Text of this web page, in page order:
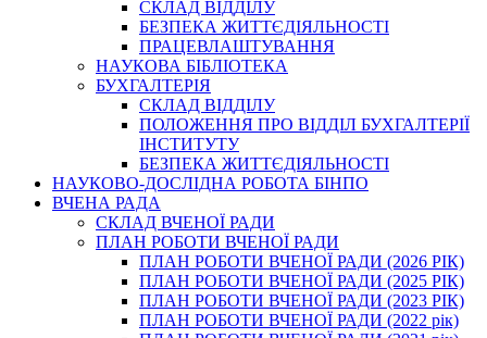
СКЛАД ВІДДІЛУ
БЕЗПЕКА ЖИТТЄДІЯЛЬНОСТІ
ПРАЦЕВЛАШТУВАННЯ
НАУКОВА БІБЛІОТЕКА
БУХГАЛТЕРІЯ
СКЛАД ВІДДІЛУ
ПОЛОЖЕННЯ ПРО ВІДДІЛ БУХГАЛТЕРІЇ
ІНСТИТУТУ
БЕЗПЕКА ЖИТТЄДІЯЛЬНОСТІ
НАУКОВО-ДОСЛІДНА РОБОТА БІНПО
ВЧЕНА РАДА
СКЛАД ВЧЕНОЇ РАДИ
ПЛАН РОБОТИ ВЧЕНОЇ РАДИ
ПЛАН РОБОТИ ВЧЕНОЇ РАДИ (2026 РІК)
ПЛАН РОБОТИ ВЧЕНОЇ РАДИ (2025 РІК)
ПЛАН РОБОТИ ВЧЕНОЇ РАДИ (2023 РІК)
ПЛАН РОБОТИ ВЧЕНОЇ РАДИ (2022 рік)